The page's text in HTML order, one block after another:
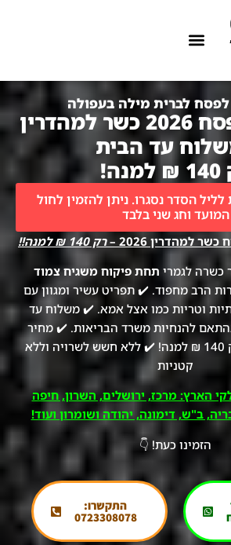
לפסח לברית מילה בעפולה
עד הבית
לליל הסדר נסגרו. ניתן להזמין לחול
המועד וחג שני בלבד
למהדרין 2026 –
רק 140 ₪ למנה!!
כשרה לגמרי תחת פיקוח משגיח צמוד
הרב מחפוד. ✔️ תפריט עשיר ומגוון עם
וטריות כמו אצל אמא. ✔️ משלוח עד
להנחיות משרד הבריאות. ✔️ מחיר
משתלם במיוחד: רק 140 ₪ למנה! ✔️ ללא חשש לשרויה וללא
קטניות
הארץ: מרכז, ירושלים, השרון, חיפה
ב"ש, דימונה, יהודה ושומרון ועוד!
הזמינו כעת! 👇
התקשרו:
0723308078